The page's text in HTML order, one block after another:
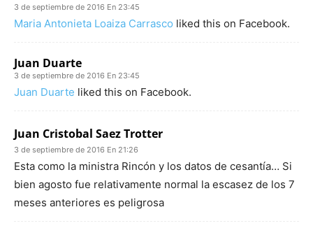
3 de septiembre de 2016 En 23:45
Maria Antonieta Loaiza Carrasco liked this on Facebook.
Juan Duarte
3 de septiembre de 2016 En 23:45
Juan Duarte liked this on Facebook.
Juan Cristobal Saez Trotter
3 de septiembre de 2016 En 21:26
Esta como la ministra Rincón y los datos de cesantía… Si
bien agosto fue relativamente normal la escasez de los 7
meses anteriores es peligrosa